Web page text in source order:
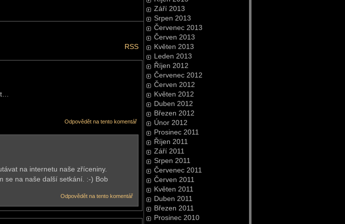
Září 2013
Srpen 2013
Červenec 2013
Červen 2013
Květen 2013
Leden 2013
Říjen 2012
Červenec 2012
Červen 2012
Květen 2012
Duben 2012
Březen 2012
Únor 2012
Prosinec 2011
Říjen 2011
Září 2011
Srpen 2011
Červenec 2011
Červen 2011
Květen 2011
Duben 2011
Březen 2011
Prosinec 2010
RSS
Odpovědět na tento komentář
na internetu naše zříceniny.
se na naše další setkání. :-) Bob
Odpovědět na tento komentář